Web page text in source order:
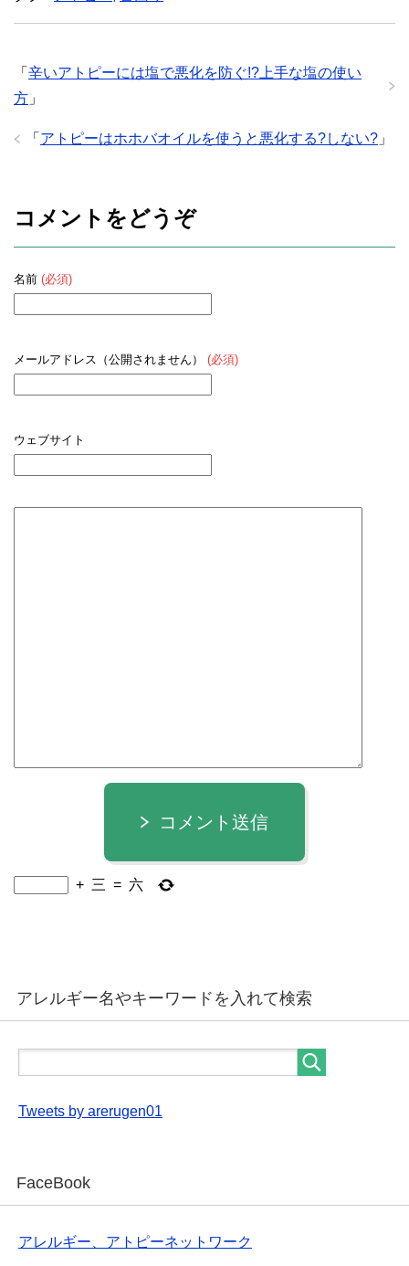
「 辛いアトピーには塩で悪化を防ぐ!?上手な塩の使い
方 」
「 アトピーはホホバオイルを使うと悪化する?しない? 」
コメントをどうぞ
名前 (必須)
メールアドレス（公開されません） (必須)
ウェブサイト
コメント送信
+ 三 = 六
アレルギー名やキーワードを入れて検索
Tweets by arerugen01
FaceBook
アレルギー、アトピーネットワーク